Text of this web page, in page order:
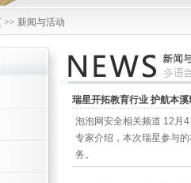
>> 新闻与活动
瑞星开拓教育行业 护航本溪
泡泡网安全相关频道 12月
专家介绍，本次瑞星参与
务。